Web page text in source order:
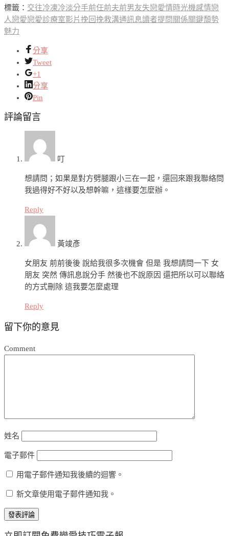
標籤： 交往冷凍冷淡分手前任前夫前男友失戀愛情時光機感情戀
人戀愛戀愛診療室影片挽回 挽救溝通訊息讀者提問 關係關鍵頹勢
魅力
分享
Tweet
+1
分享
Pin
評論留言
叮
想請問；如果是對方劈腿跟小三在一起，還回來跟我聯絡問
我過得好不好以及想幹嘛，這樣要怎麼辦。
Reply
黃竣彥
女朋友 前前後後 說給我很多次機會 但是 我想請問一下 女
朋友 突然 傳訊息說分手 然後也不說原因 還把所以可以聯絡
的方式刪除 這我要怎麼處理
Reply
留下你的意見
Comment
姓名
電子郵件
用電子郵件通知我後續的迴響。
新文章使用電子郵件通知我。